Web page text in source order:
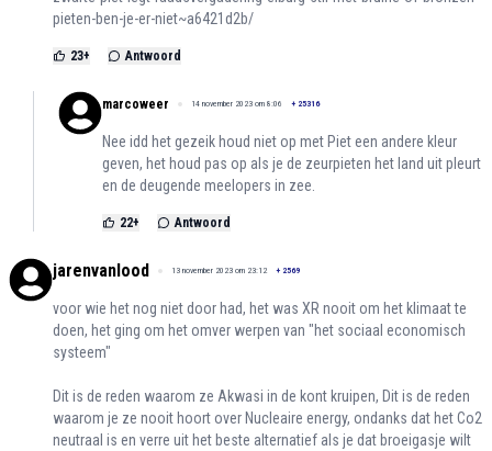
pieten-ben-je-er-niet~a6421d2b/
23+ Antwoord
marcoweer 14 november 2023 om 8:06 + 25316
Nee idd het gezeik houd niet op met Piet een andere kleur
geven, het houd pas op als je de zeurpieten het land uit pleurt
en de deugende meelopers in zee.
22+ Antwoord
jarenvanlood 13 november 2023 om 23:12 + 2569
voor wie het nog niet door had, het was XR nooit om het klimaat te
doen, het ging om het omver werpen van "het sociaal economisch
systeem"
Dit is de reden waarom ze Akwasi in de kont kruipen, Dit is de reden
waarom je ze nooit hoort over Nucleaire energy, ondanks dat het Co2
neutraal is en verre uit het beste alternatief als je dat broeigasje wilt